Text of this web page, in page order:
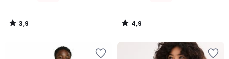
3,9
/
4,9
/